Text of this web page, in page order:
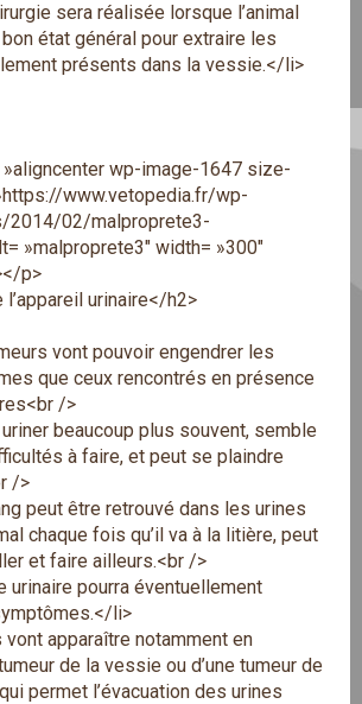
sera réalisée lorsque l’animal
état général pour extraire les
présents dans la vessie.</li>
wp-image-1647 size-
www.vetopedia.fr/wp-
2014/02/malproprete3-
»malproprete3″ width= »300″
p>
l’appareil urinaire</h2>
vont pouvoir engendrer les
que ceux rencontrés en présence
/>
beaucoup plus souvent, semble
à faire, et peut se plaindre
/>
peut être retrouvé dans les urines
chaque fois qu’il va à la litière, peut
et faire ailleurs.<br />
urinaire pourra éventuellement
li>
apparaître notamment en
de la vessie ou d’une tumeur de
permet l’évacuation des urines